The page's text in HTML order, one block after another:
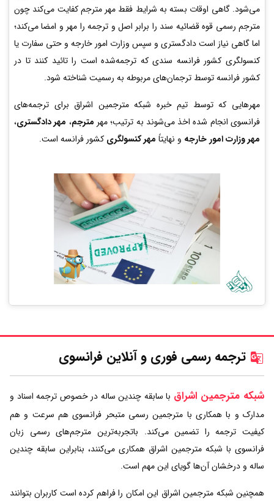
می‌شود. گاهی اوقات بسته به شرایط فقط مهر مترجم کفایت می‌کند چون
مترجم رسمی قوه قضائیه سند را برابر اصل و ترجمه را مهر و امضا می‌کند؛
اما گاهی نیاز است دادگستری و سپس وزارت امور خارجه و حتی سفارت یا
کنسولگری کشور فرانسه سندی که ترجمه‌شده است را تائید کنند تا در
کشور فرانسه توسط ترجمان‌های مربوطه به رسمیت شناخته شود.
مهرهایی که توسط تیم خبره شبکه مترجمین اشراق برای ترجمه‌های
فرانسوی انجام شده اخذ می‌شوند به ترتیب؛ مهر مترجم، مهر دادگستری،
مهر وزارت امور خارجه و نهایتاً مهر کنسولگری کشور فرانسه است.
ترجمه رسمی فوری و آنلاین فرانسوی
شبکه مترجمین اشراق با سابقه چندین ساله در خصوص ترجمه اسناد و
مدارک و با همکاری با مترجمین رسمی متبحر فرانسوی هم سرعت و هم
کیفیت ترجمه را تضمین می‌کند. باتجربه‌ترین مترجم‌های رسمی زبان
فرانسوی با شبکه مترجمین اشراق همکاری می‌کنند، بنابراین سابقه چندین
ساله و درخشان آن‌ها گویای این مهم است.
همچنین شبکه مترجمین اشراق این امکان را فراهم کرده است کاربران بتوانند